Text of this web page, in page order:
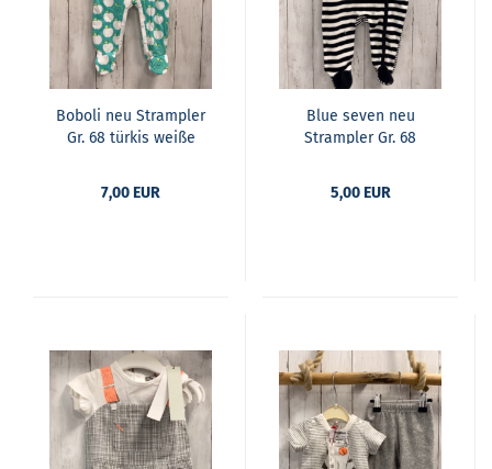
Bobo­li neu Stramp­ler
Gr. 68 tür­kis weiße
7,00 EUR
Blue seven neu
Stramp­ler Gr. 68
5,00 EUR